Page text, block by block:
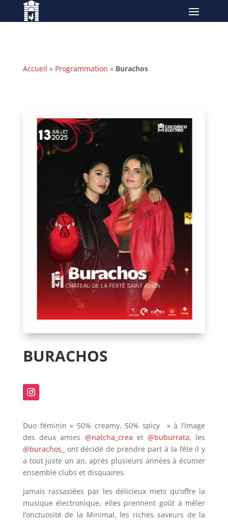
Accueil » Programmation » Burachos
BURACHOS
Duo féminin « 50% creamy, 50% spicy » à l’image
des deux amies @natcha_crea et @buburrata, les
@burachos_
ont décidé de prendre part à la fête il y
a tout juste un an, après plusieurs années à écumer
ensemble clubs et disquaires.
Jamais rassasiées par les délicieux mets qu’offre la
musique électronique, elles prennent goût à mêler
l’onctuosité de la Minimal, les riches saveurs de la